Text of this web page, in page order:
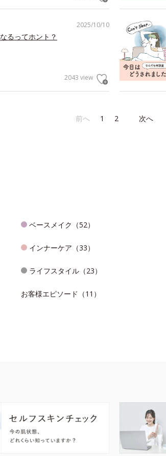
2025/10/10
るってホント？
2043 view
前へ 1 2 次へ
ベースメイク（52）
インナーケア（33）
ライフスタイル（23）
お客様エピソード（11）